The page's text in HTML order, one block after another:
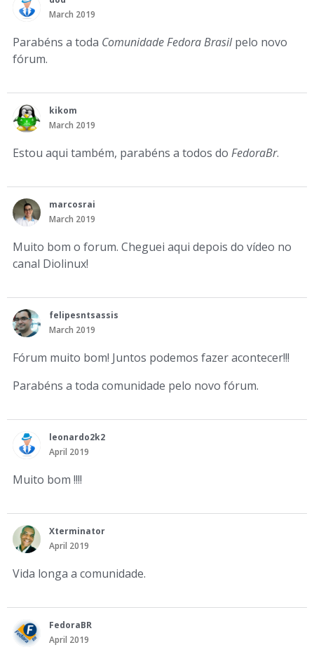
March 2019
Parabéns a toda Comunidade Fedora Brasilpelo novo
fórum.
kikom
March 2019
Estou aqui também, parabéns a todos do FedoraBr.
marcosrai
March 2019
Muito bom o forum. Cheguei aqui depois do vídeo no
canal Diolinux!
felipesntsassis
March 2019
Fórum muito bom! Juntos podemos fazer acontecer!!!
Parabéns a toda comunidade pelo novo fórum.
leonardo2k2
April 2019
Muito bom !!!!
Xterminator
April 2019
Vida longa a comunidade.
FedoraBR
April 2019